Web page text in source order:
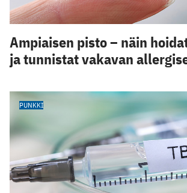
Ampiaisen pisto – näin
ja tunnistat vakavan
PUNKKI